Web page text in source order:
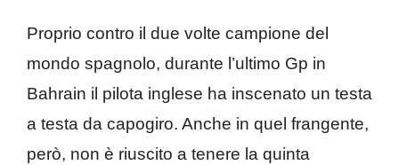
Proprio contro il due volte campione del
mondo spagnolo, durante l’ultimo Gp in
Bahrain il pilota inglese ha inscenato un testa
a testa da capogiro. Anche in quel frangente,
però, non è riuscito a tenere la quinta